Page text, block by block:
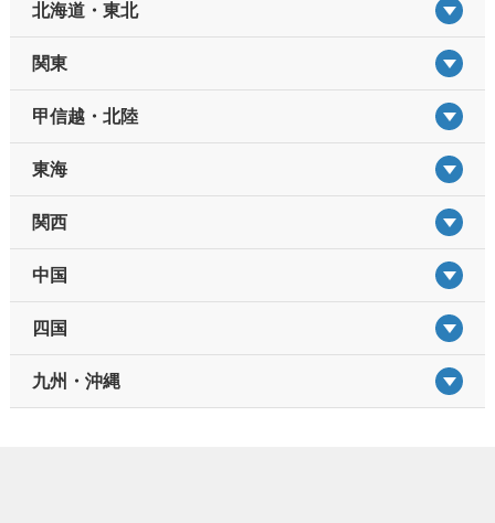
北海道・東北
関東
甲信越・北陸
東海
関西
中国
四国
九州・沖縄